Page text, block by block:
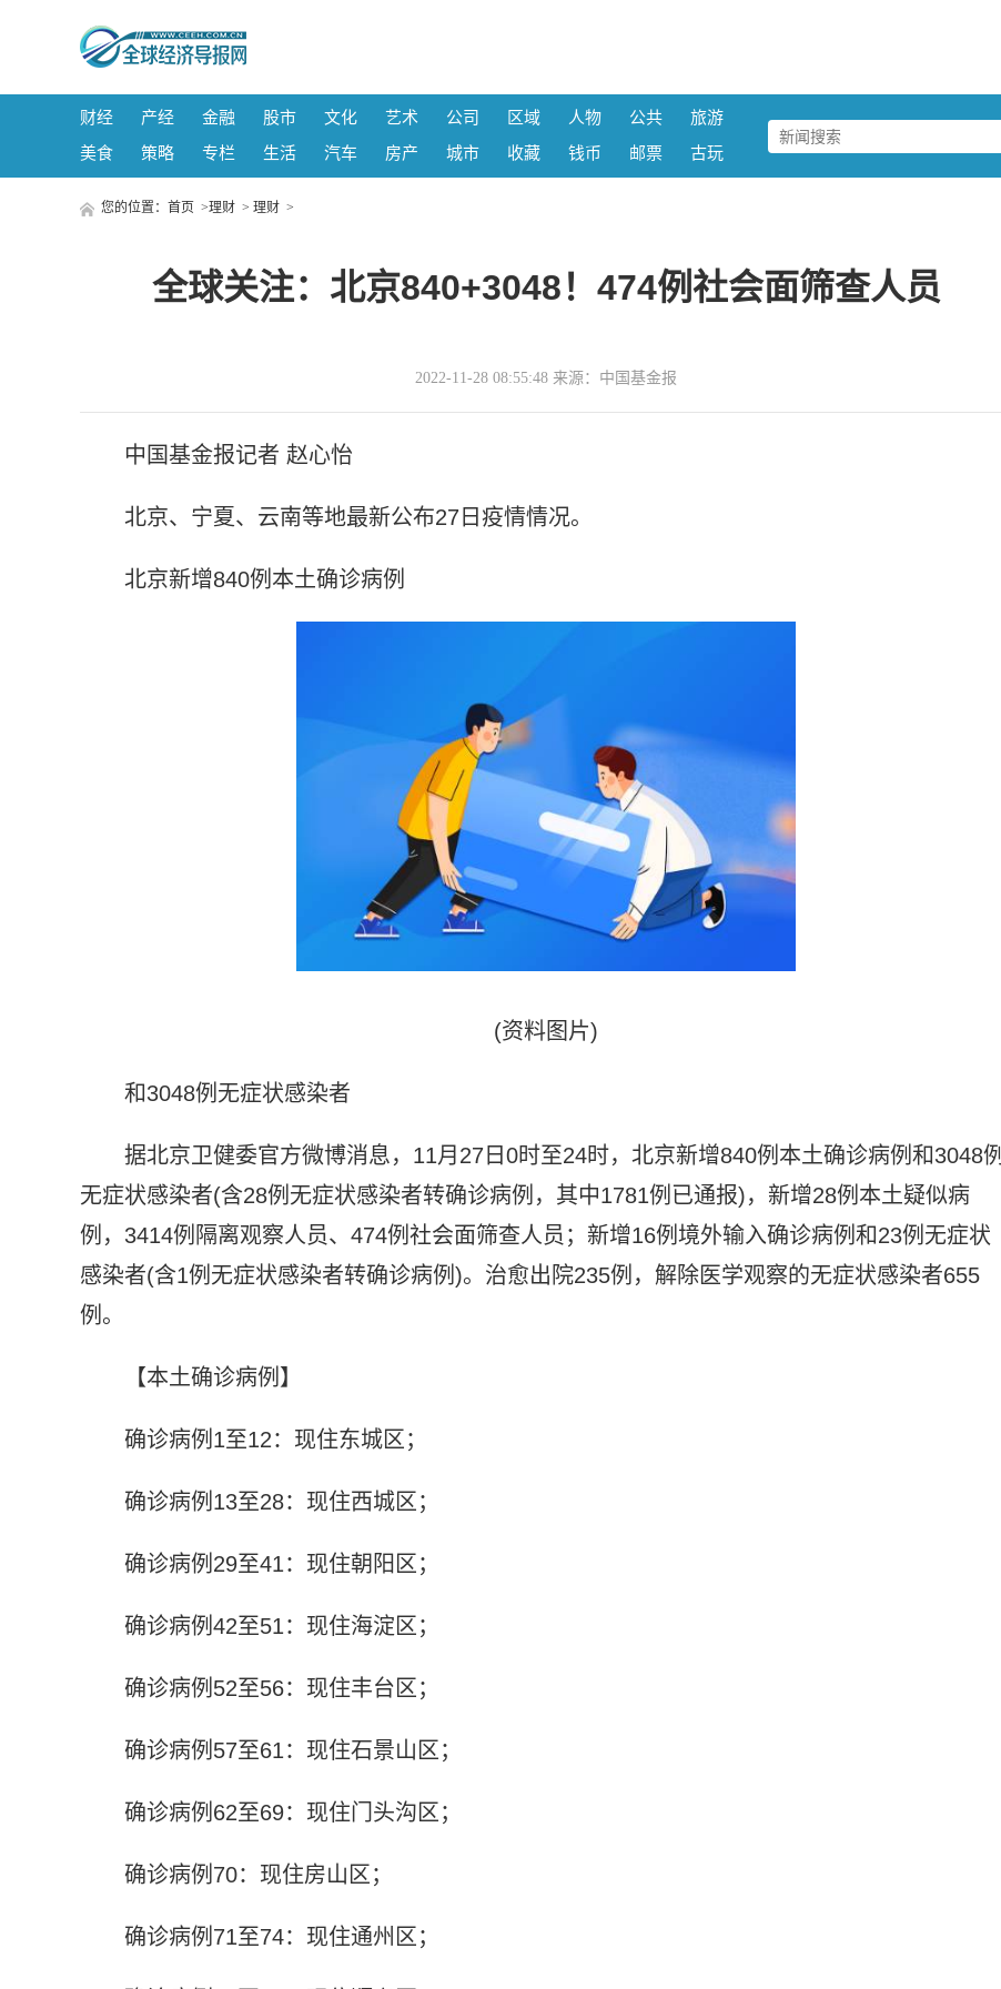
财经 产经 金融 股市 文化 艺术 公司 区域 人物 公共
旅游
美食
策略 专栏 生活 汽车 房产 城市 收藏 钱币 邮票 古玩
您的位置： 首页 >理财 > 理财 >
全球关注：北京840+3048！474例社会面筛查人员
2022-11-28 08:55:48 来源：中国基金报
中国基金报记者 赵心怡
北京、宁夏、云南等地最新公布27日疫情情况。
北京新增840例本土确诊病例
(资料图片)
和3048例无症状感染者
据北京卫健委官方微博消息，11月27日0时至24时，北京新增840例本土确诊病例和3048例
无症状感染者(含28例无症状感染者转确诊病例，其中1781例已通报)，新增28例本土疑似病
例，3414例隔离观察人员、474例社会面筛查人员；新增16例境外输入确诊病例和23例无症状
感染者(含1例无症状感染者转确诊病例)。治愈出院235例，解除医学观察的无症状感染者655
例。
【本土确诊病例】
确诊病例1至12：现住东城区；
确诊病例13至28：现住西城区；
确诊病例29至41：现住朝阳区；
确诊病例42至51：现住海淀区；
确诊病例52至56：现住丰台区；
确诊病例57至61：现住石景山区；
确诊病例62至69：现住门头沟区；
确诊病例70：现住房山区；
确诊病例71至74：现住通州区；